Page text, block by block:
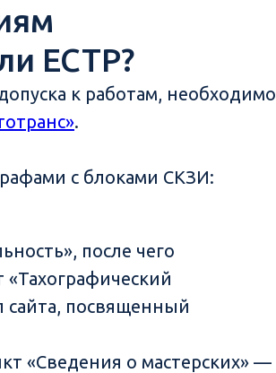
ЕСТР?
к работам, необходимо
.
с блоками СКЗИ:
после чего
сайта, посвященный
«Сведения о мастерских» —